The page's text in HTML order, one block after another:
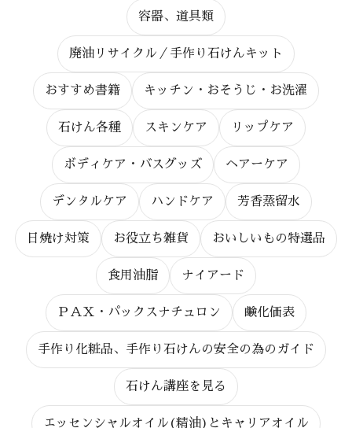
容器、道具類
廃油リサイクル／手作り石けんキット
おすすめ書籍 キッチン・おそうじ・お洗濯
石けん各種 スキンケア リップケア
ボディケア・バスグッズ ヘアーケア
デンタルケア ハンドケア 芳香蒸留水
日焼け対策 お役立ち雑貨 おいしいもの特選品
食用油脂 ナイアード
ＰＡＸ・パックスナチュロン 鹸化価表
手作り化粧品、手作り石けんの安全の為のガイド
石けん講座を見る
エッセンシャルオイル(精油)とキャリアオイル